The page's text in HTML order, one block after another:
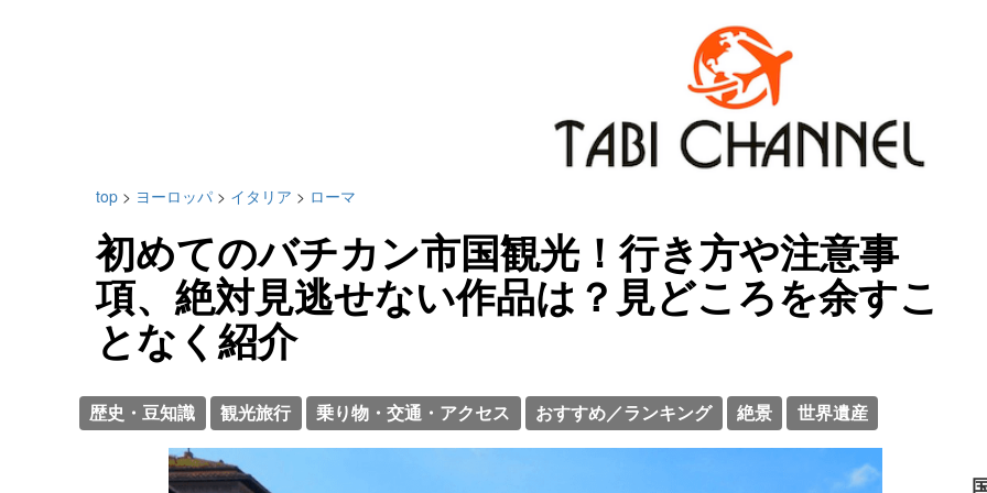
top > ヨーロッパ > イタリア > ローマ
初めてのバチカン市国観光！行き方や注意事
項、絶対見逃せない作品は？見どころを余すこ
となく紹介
歴史・豆知識 観光旅行 乗り物・交通・アクセス おすすめ／ランキング 絶景 世界遺産